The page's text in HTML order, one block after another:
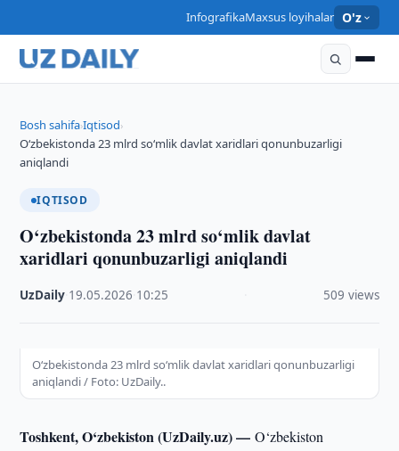
InfografikaMaxsus loyihalar O'z
Bosh sahifa›Iqtisod›
O‘zbekistonda 23 mlrd so‘mlik davlat xaridlari qonunbuzarligi
aniqlandi
IQTISOD
O‘zbekistonda 23 mlrd so‘mlik davlat
xaridlari qonunbuzarligi aniqlandi
UzDaily 19.05.2026 10:25 509 views
O‘zbekistonda 23 mlrd so‘mlik davlat xaridlari qonunbuzarligi
aniqlandi / Foto: UzDaily..
Toshkent, O‘zbekiston (UzDaily.uz) —O‘zbekiston